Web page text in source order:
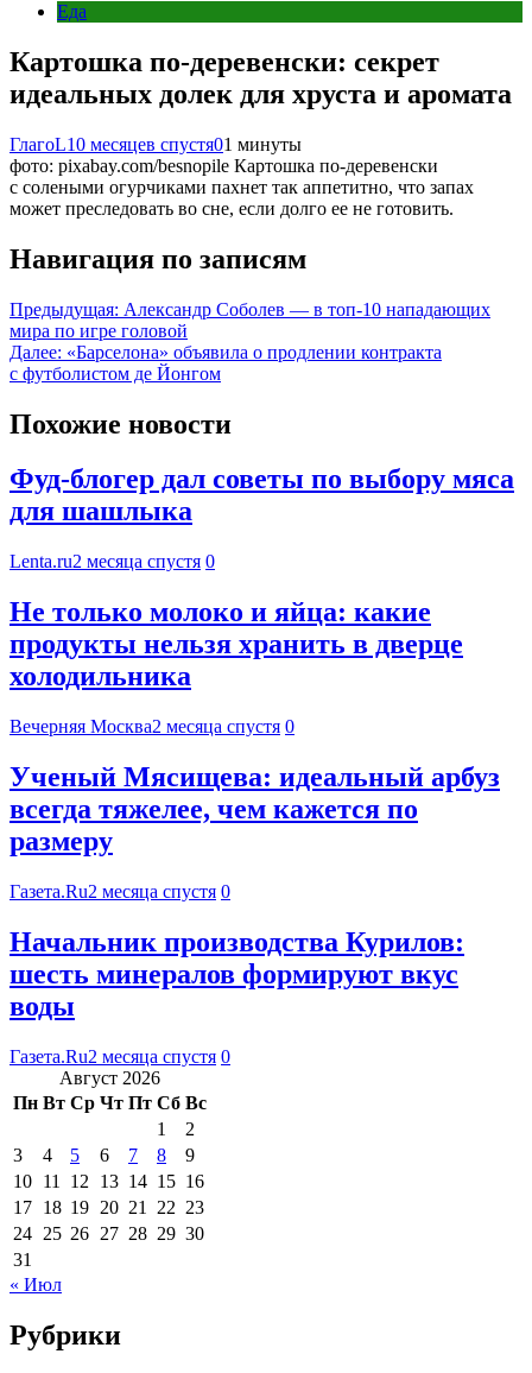
Еда
Картошка по-деревенски: секрет
идеальных долек для хруста и аромата
ГлагоL10 месяцев спустя01 минуты
фото: pixabay.com/besnopile Картошка по-деревенски
с солеными огурчиками пахнет так аппетитно, что запах
может преследовать во сне, если долго ее не готовить.
Навигация по записям
Предыдущая: Александр Соболев — в топ-10 нападающих
мира по игре головой
Далее: «Барселона» объявила о продлении контракта
с футболистом де Йонгом
Похожие новости
Фуд-блогер дал советы по выбору мяса
для шашлыка
Lenta.ru2 месяца спустя 0
Не только молоко и яйца: какие
продукты нельзя хранить в дверце
холодильника
Вечерняя Москва2 месяца спустя 0
Ученый Мясищева: идеальный арбуз
всегда тяжелее, чем кажется по
размеру
Газета.Ru2 месяца спустя 0
Начальник производства Курилов:
шесть минералов формируют вкус
воды
Газета.Ru2 месяца спустя 0
Август 2026
Пн Вт Ср Чт Пт Сб Вс
1
2
3
4 5 6 7 8
9
10 11 12 13 14 15 16
17 18 19 20 21 22 23
24 25 26 27 28 29 30
31
« Июл
Рубрики